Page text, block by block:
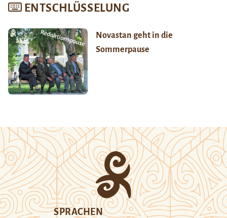
ENTSCHLÜSSELUNG
Novastan geht in die
Sommerpause
SPRACHEN